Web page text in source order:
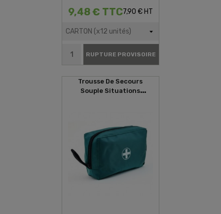
9,48 € TTC7,90 € HT
RUPTURE PROVISOIRE
Trousse De Secours
Souple Situations